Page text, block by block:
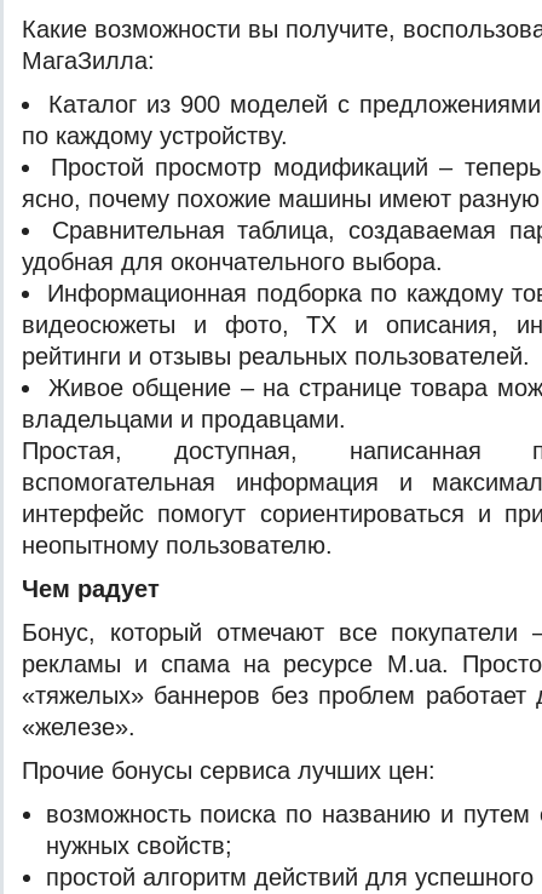
Какие возможности вы получите,
МагаЗилла:
Каталог из 900 моделей с
по каждому устройству.
Простой просмотр модификаций –
ясно, почему похожие машины имеют разную
Сравнительная таблица, создаваемая
удобная для окончательного выбора.
Информационная подборка по каждому
видеосюжеты и фото, ТХ и описания,
рейтинги и отзывы реальных пользователей.
Живое общение – на странице товара
владельцами и продавцами.
Простая, доступная, написанная
вспомогательная информация и
интерфейс помогут сориентироваться и
неопытному пользователю.
Чем радует
Бонус, который отмечают все покупатели
рекламы и спама на ресурсе М.ua.
«тяжелых» баннеров без проблем
«железе».
Прочие бонусы сервиса лучших цен:
возможность поиска по названию и путем
нужных свойств;
простой алгоритм действий для